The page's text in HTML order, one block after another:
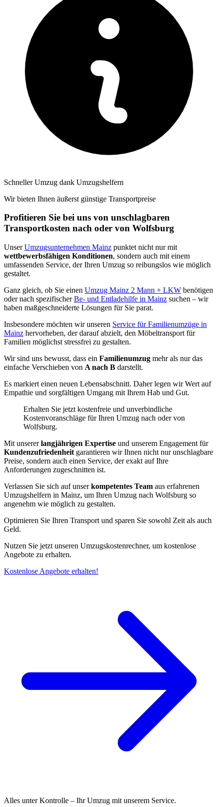
Schneller Umzug dank Umzugshelfern
Wir bieten Ihnen äußerst günstige Transportpreise
Profitieren Sie bei uns von unschlagbaren
Transportkosten nach oder von Wolfsburg
UnserUmzugsunternehmen Mainz punktet nicht nur mit
wettbewerbsfähigen Konditionen, sondern auch mit einem
umfassenden Service, der Ihren Umzug so reibungslos wie möglich
gestaltet.
Ganz gleich, ob Sie einen Umzug Mainz 2 Mann + LKW benötigen
oder nach spezifischerBe- und Entladehilfe in Mainz suchen – wir
haben maßgeschneiderte Lösungen für Sie parat.
Insbesondere möchten wir unseren Service für Familienumzüge in
Mainz hervorheben, der darauf abzielt, den Möbeltransport für
Familien möglichst stressfrei zu gestalten.
Wir sind uns bewusst, dass ein Familienumzug mehr als nur das
einfache Verschieben von A nach B darstellt.
Es markiert einen neuen Lebensabschnitt. Daher legen wir Wert auf
Empathie und sorgfältigen Umgang mit Ihrem Hab und Gut.
Erhalten Sie jetzt kostenfreie und unverbindliche
Kostenvoranschläge für Ihren Umzug nach oder von
Wolfsburg.
Mit unsererlangjährigen Expertise und unserem Engagement für
Kundenzufriedenheit garantieren wir Ihnen nicht nur unschlagbare
Preise, sondern auch einen Service, der exakt auf Ihre
Anforderungen zugeschnitten ist.
Verlassen Sie sich auf unserkompetentes Team aus erfahrenen
Umzugshelfern in Mainz, um Ihren Umzug nach Wolfsburg so
angenehm wie möglich zu gestalten.
Optimieren Sie Ihren Transport und sparen Sie sowohl Zeit als auch
Geld.
Nutzen Sie jetzt unseren Umzugskostenrechner, um kostenlose
Angebote zu erhalten.
Kostenlose Angebote erhalten!
Alles unter Kontrolle – Ihr Umzug mit unserem Service.